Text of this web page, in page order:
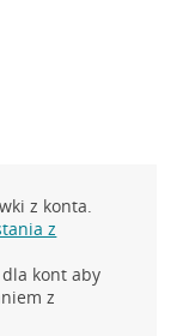
z konta.
z
dla kont aby
z